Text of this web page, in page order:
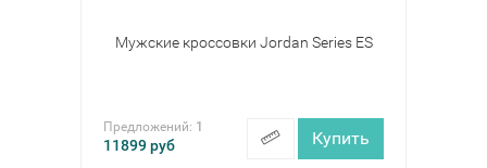
Мужские кроссовки Jordan Series ES
Предложений: 1
11899руб Купить